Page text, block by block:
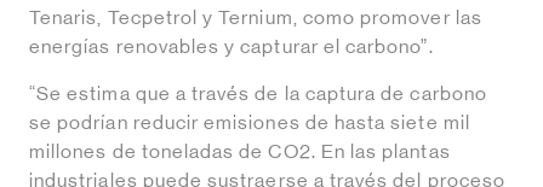
Tenaris, Tecpetrol y Ternium, como promover las
energías renovables y capturar el carbono”.
“Se estima que a través de la captura de carbono
se podrían reducir emisiones de hasta siete mil
millones de toneladas de CO2. En las plantas
industriales puede sustraerse a través del proceso